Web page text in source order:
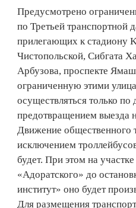
Предусмотрено
по Третьей транспортной
прилегающих к стадиону
Чистопольской, Сибгата
Арбузова, проспекте
ограниченную этими
осуществляться только
предотвращением выезда
Движение общественного
исключением
будет. При этом на
«Адоратского» до
институт» оно будет
Для размещения